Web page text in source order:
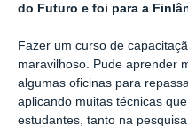
do Futuro e foi para a
Fazer um curso de
maravilhoso. Pude aprender
algumas oficinas para
aplicando muitas técnicas
estudantes, tanto na